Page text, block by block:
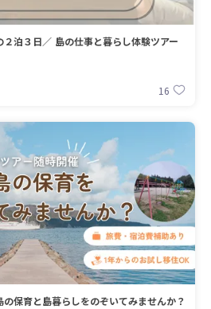
２泊３日／ 島の仕事と暮らし体験ツアー
16
の保育と島暮らしをのぞいてみませんか？